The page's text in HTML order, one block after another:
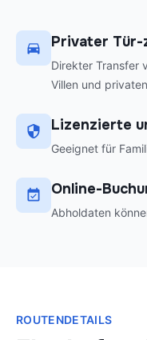
Privater
Direkter Transfer
Villen und
Lizenzierte
Geeignet für
Online-
Abholdaten
ROUTENDETAILS